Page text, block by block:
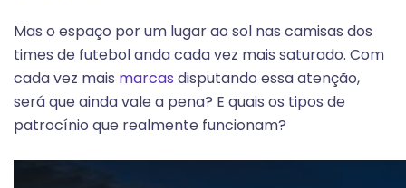
Mas o espaço por um lugar ao sol nas camisas dos
times de futebol anda cada vez mais saturado. Com
cada vez mais marcas disputando essa atenção,
será que ainda vale a pena? E quais os tipos de
patrocínio que realmente funcionam?